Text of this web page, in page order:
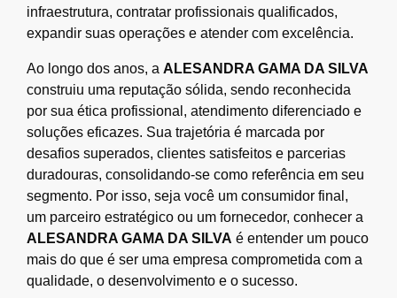
infraestrutura, contratar profissionais qualificados,
expandir suas operações e atender com excelência.
Ao longo dos anos, a ALESANDRA GAMA DA SILVA
construiu uma reputação sólida, sendo reconhecida
por sua ética profissional, atendimento diferenciado e
soluções eficazes. Sua trajetória é marcada por
desafios superados, clientes satisfeitos e parcerias
duradouras, consolidando-se como referência em seu
segmento. Por isso, seja você um consumidor final,
um parceiro estratégico ou um fornecedor, conhecer a
ALESANDRA GAMA DA SILVA é entender um pouco
mais do que é ser uma empresa comprometida com a
qualidade, o desenvolvimento e o sucesso.